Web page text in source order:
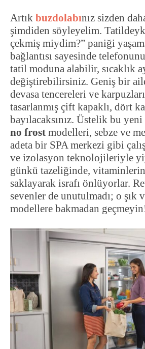
Artık buzdolabınız sizden
şimdiden söyleyelim.
çekmiş miydim?” paniği
bağlantısı sayesinde
tatil moduna alabilir, sıcaklık
değiştirebilirsiniz. Geniş bir
devasa tencereleri ve
tasarlanmış çift kapaklı, dört
bayılacaksınız. Üstelik bu
no frost modelleri, sebze ve
adeta bir SPA merkezi gibi
ve izolasyon teknolojileriyle
günkü tazeliğinde,
saklayarak israfı önlüyorlar.
sevenler de unutulmadı; o şık
modellere bakmadan